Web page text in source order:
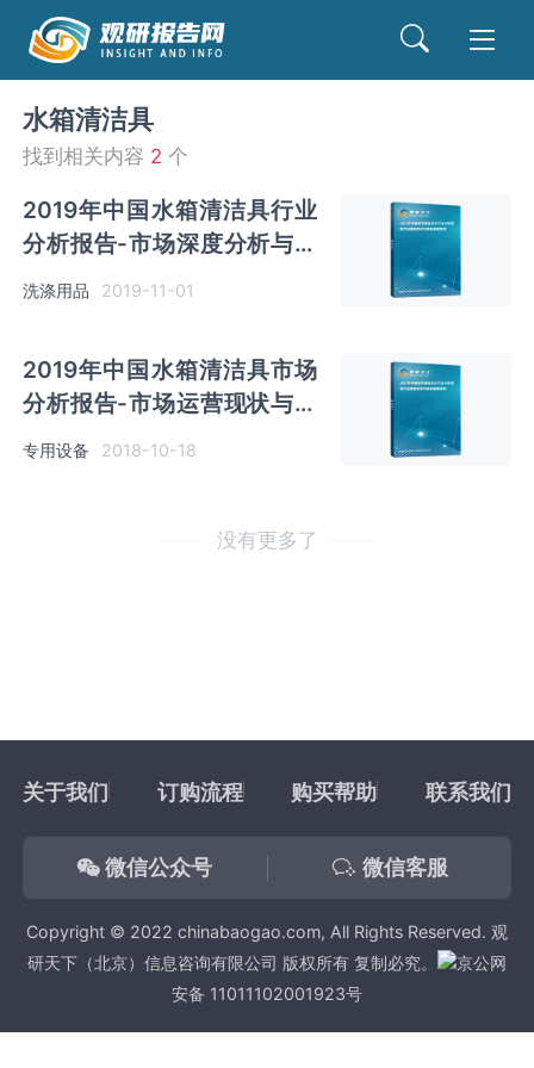
水箱清洁具
找到相关内容 2 个
2019年中国水箱清洁具行业
分析报告-市场深度分析与发
展动向研究
洗涤用品 2019-11-01
2019年中国水箱清洁具市场
分析报告-市场运营现状与竞
争战略分析
专用设备 2018-10-18
没有更多了
关于我们 订购流程 购买帮助 联系我们
微信公众号 微信客服
Copyright © 2022 chinabaogao.com, All Rights Reserved. 观
研天下（北京）信息咨询有限公司 版权所有 复制必究。
京公网
安备 11011102001923号